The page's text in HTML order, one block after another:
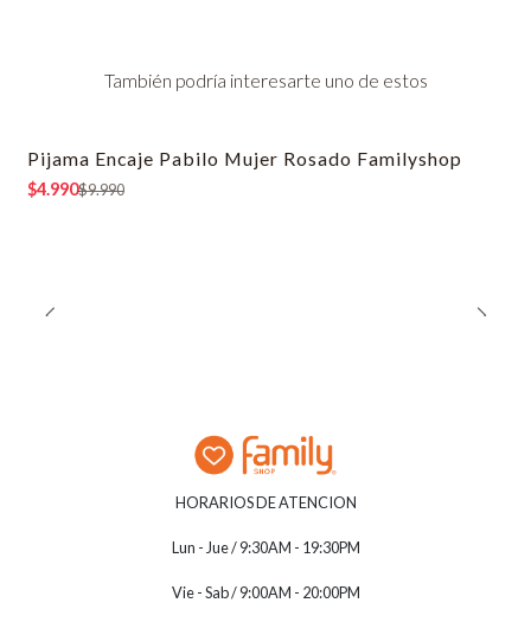
También podría interesarte uno de estos
-50% OFF
Pijama Encaje Pabilo Mujer Rosado Familyshop
$4.990$9.990
HORARIOS DE ATENCION
Lun - Jue / 9:30AM - 19:30PM
Vie - Sab / 9:00AM - 20:00PM